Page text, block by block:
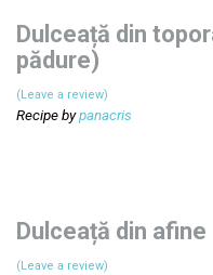
Dulceață din
pădure)
(Leave a review)
Recipe bypanacris
Dulceață din afine
(Leave a review)